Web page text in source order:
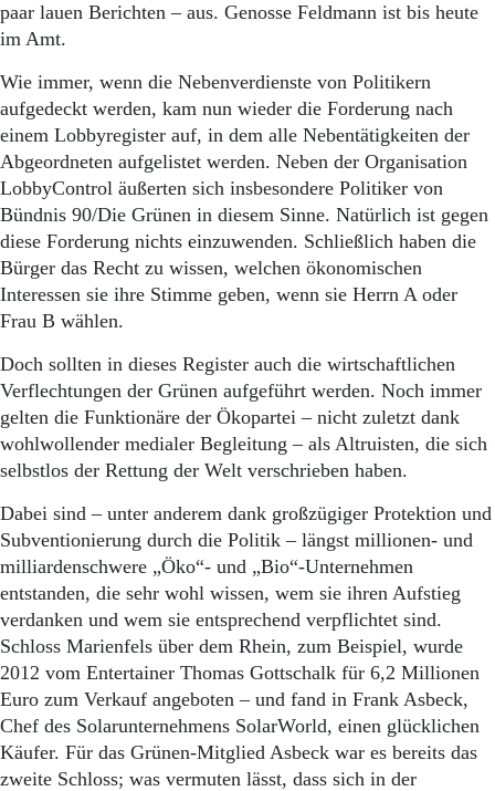
paar lauen Berichten – aus. Genosse Feldmann ist bis heute
im Amt.
Wie immer, wenn die Nebenverdienste von Politikern
aufgedeckt werden, kam nun wieder die Forderung nach
einem Lobbyregister auf, in dem alle Nebentätigkeiten der
Abgeordneten aufgelistet werden. Neben der Organisation
LobbyControl äußerten sich insbesondere Politiker von
Bündnis 90/Die Grünen in diesem Sinne. Natürlich ist gegen
diese Forderung nichts einzuwenden. Schließlich haben die
Bürger das Recht zu wissen, welchen ökonomischen
Interessen sie ihre Stimme geben, wenn sie Herrn A oder
Frau B wählen.
Doch sollten in dieses Register auch die wirtschaftlichen
Verflechtungen der Grünen aufgeführt werden. Noch immer
gelten die Funktionäre der Ökopartei – nicht zuletzt dank
wohlwollender medialer Begleitung – als Altruisten, die sich
selbstlos der Rettung der Welt verschrieben haben.
Dabei sind – unter anderem dank großzügiger Protektion und
Subventionierung durch die Politik – längst millionen- und
milliardenschwere „Öko“- und „Bio“-Unternehmen
entstanden, die sehr wohl wissen, wem sie ihren Aufstieg
verdanken und wem sie entsprechend verpflichtet sind.
Schloss Marienfels über dem Rhein, zum Beispiel, wurde
2012 vom Entertainer Thomas Gottschalk für 6,2 Millionen
Euro zum Verkauf angeboten – und fand in Frank Asbeck,
Chef des Solarunternehmens SolarWorld, einen glücklichen
Käufer. Für das Grünen-Mitglied Asbeck war es bereits das
zweite Schloss; was vermuten lässt, dass sich in der